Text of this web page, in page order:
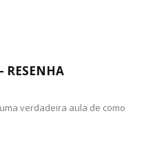
RESENHA
verdadeira aula de como